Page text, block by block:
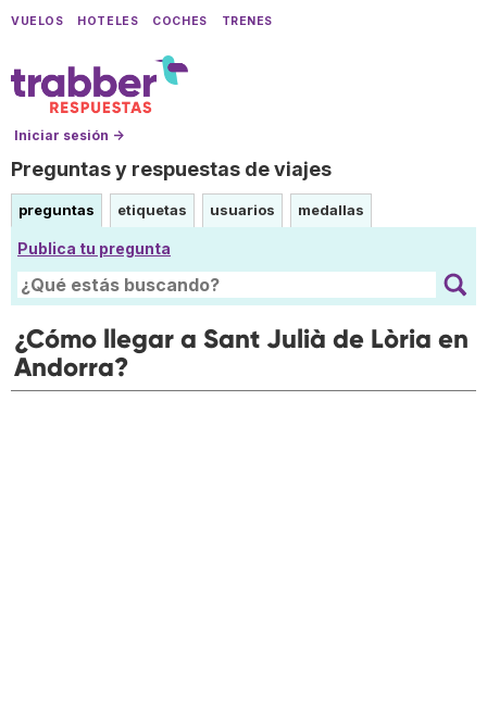
VUELOS HOTELES COCHES TRENES
Iniciar sesión →
Preguntas y respuestas de viajes
preguntas etiquetas usuarios medallas
Publica tu pregunta
¿Cómo llegar a Sant Julià de Lòria en
Andorra?